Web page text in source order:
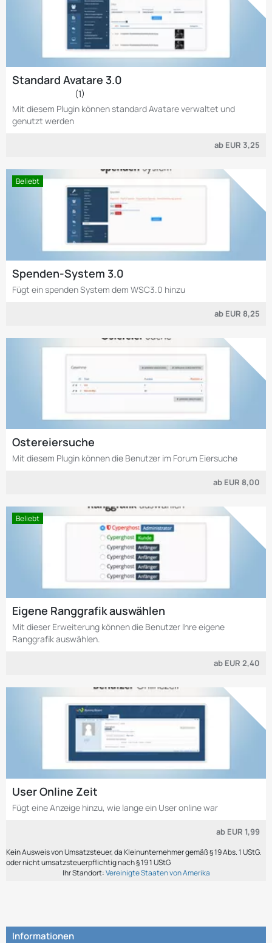
Standard Avatare 3.0
(1)
Mit diesem Plugin können standard Avatare verwaltet und
genutzt werden
ab EUR 3,25
Beliebt
Spenden-System 3.0
Fügt ein spenden System dem WSC3.0 hinzu
ab EUR 8,25
Ostereiersuche
Mit diesem Plugin können die Benutzer im Forum Eiersuche
ab EUR 8,00
Beliebt
Eigene Ranggrafik auswählen
Mit dieser Erweiterung können die Benutzer Ihre eigene
Ranggrafik auswählen.
ab EUR 2,40
User Online Zeit
Fügt eine Anzeige hinzu, wie lange ein User online war
ab EUR 1,99
Kein Ausweis von Umsatzsteuer, da Kleinunternehmer gemäß § 19 Abs. 1 UStG.
oder nicht umsatzsteuerpflichtig nach § 19 1 UStG
Ihr Standort:Vereinigte Staaten von Amerika
Informationen